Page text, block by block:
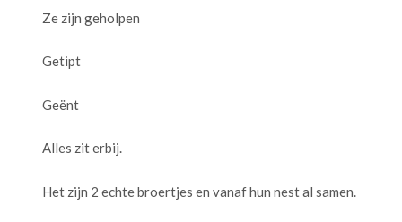
Ze zijn geholpen
Getipt
Geënt
Alles zit erbij.
Het zijn 2 echte broertjes en vanaf hun nest al samen.